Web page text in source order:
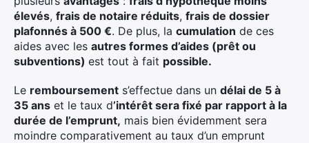
élevés, frais de notaire réduits, frais de dossier
plafonnés à 500 €. De plus, la cumulation de ces
aides avec les autres formes d’aides (prêt ou
subventions) est tout à fait possible.
Le remboursement s’effectue dans un délai de 5 à
35 ans et le taux d’intérêt sera fixé par rapport à la
durée de l’emprunt, mais bien évidemment sera
moindre comparativement au taux d’un emprunt